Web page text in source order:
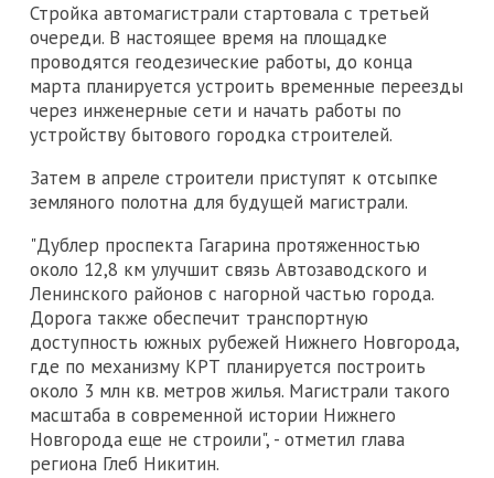
Стройка автомагистрали стартовала с третьей
очереди. В настоящее время на площадке
проводятся геодезические работы, до конца
марта планируется устроить временные переезды
через инженерные сети и начать работы по
устройству бытового городка строителей.
Затем в апреле строители приступят к отсыпке
земляного полотна для будущей магистрали.
"Дублер проспекта Гагарина протяженностью
около 12,8 км улучшит связь Автозаводского и
Ленинского районов с нагорной частью города.
Дорога также обеспечит транспортную
доступность южных рубежей Нижнего Новгорода,
где по механизму КРТ планируется построить
около 3 млн кв. метров жилья. Магистрали такого
масштаба в современной истории Нижнего
Новгорода еще не строили", - отметил глава
региона Глеб Никитин.